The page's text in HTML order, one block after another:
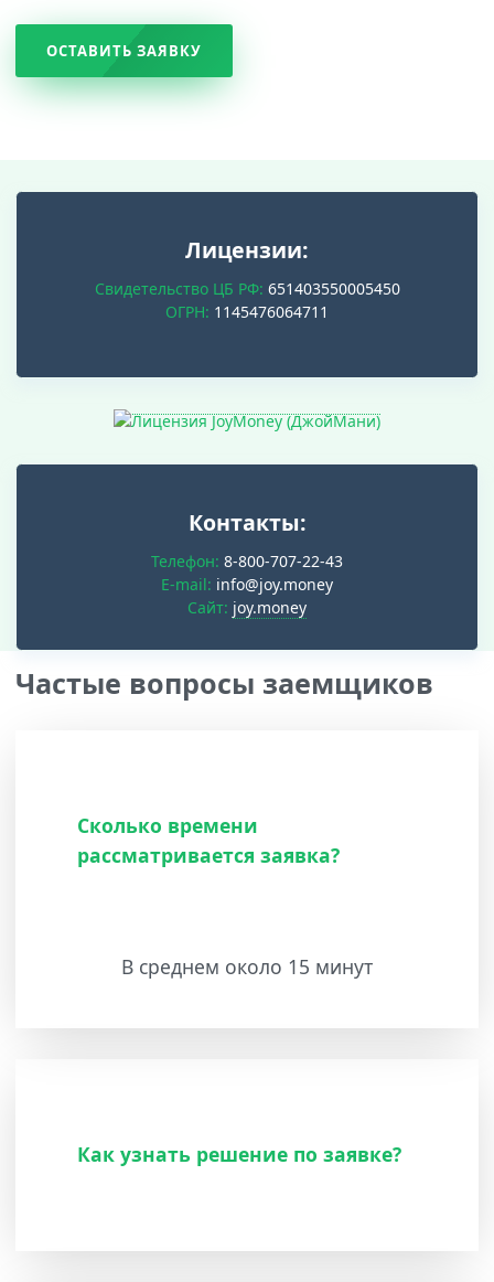
ОСТАВИТЬ ЗАЯВКУ
Лицензии:
Свидетельство ЦБ РФ: 651403550005450
ОГРН: 1145476064711
Контакты:
Телефон: 8-800-707-22-43
E-mail: info@joy.money
Cайт: joy.money
Частые вопросы заемщиков
Сколько времени
рассматривается заявка?
В среднем около 15 минут
Как узнать решение по заявке?